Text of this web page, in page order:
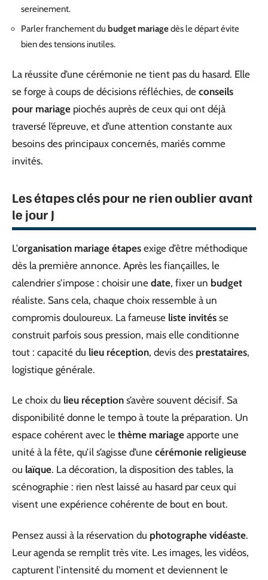
sereinement.
Parler franchement du budget mariagedès le départ évite
bien des tensions inutiles.
La réussite d’une cérémonie ne tient pas du hasard. Elle
se forge à coups de décisions réfléchies, de conseils
pour mariage piochés auprès de ceux qui ont déjà
traversé l’épreuve, et d’une attention constante aux
besoins des principaux concernés, mariés comme
invités.
Les étapes clés pour ne rien oublier avant
le jour J
L’organisation mariage étapes exige d’être méthodique
dès la première annonce. Après les fiançailles, le
calendrier s’impose : choisir une date, fixer un budget
réaliste. Sans cela, chaque choix ressemble à un
compromis douloureux. La fameuse liste invités se
construit parfois sous pression, mais elle conditionne
tout : capacité du lieu réception, devis des prestataires,
logistique générale.
Le choix du lieu réception s’avère souvent décisif. Sa
disponibilité donne le tempo à toute la préparation. Un
espace cohérent avec le thème mariage apporte une
unité à la fête, qu’il s’agisse d’une cérémonie religieuse
ou laïque. La décoration, la disposition des tables, la
scénographie : rien n’est laissé au hasard par ceux qui
visent une expérience cohérente de bout en bout.
Pensez aussi à la réservation du photographe vidéaste.
Leur agenda se remplit très vite. Les images, les vidéos,
capturent l’intensité du moment et deviennent le